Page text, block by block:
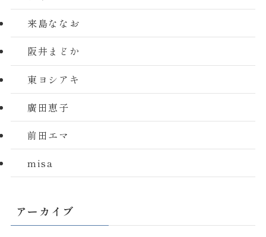
来島ななお
阪井まどか
東ヨシアキ
廣田恵子
前田エマ
misa
アーカイブ